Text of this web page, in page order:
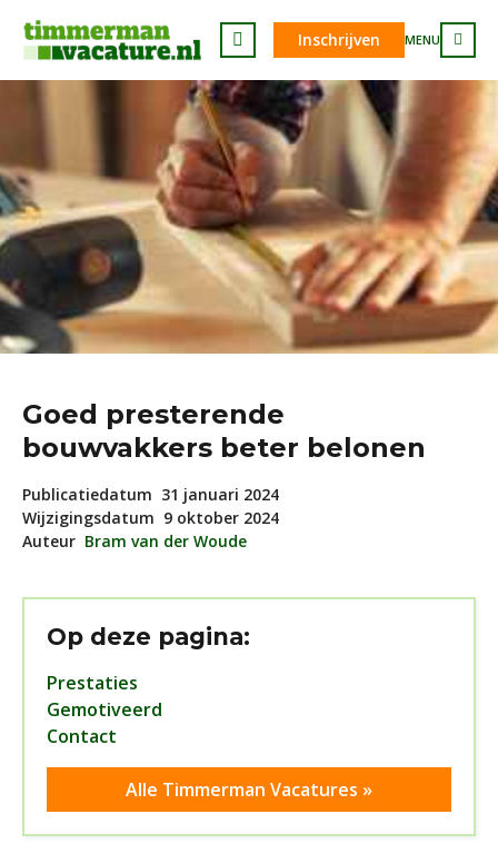
Inschrijven MENU
Goed presterende
bouwvakkers beter belonen
Publicatiedatum 31 januari 2024
Wijzigingsdatum 9 oktober 2024
Auteur Bram van der Woude
Op deze pagina:
Prestaties
Gemotiveerd
Contact
Alle Timmerman Vacatures »